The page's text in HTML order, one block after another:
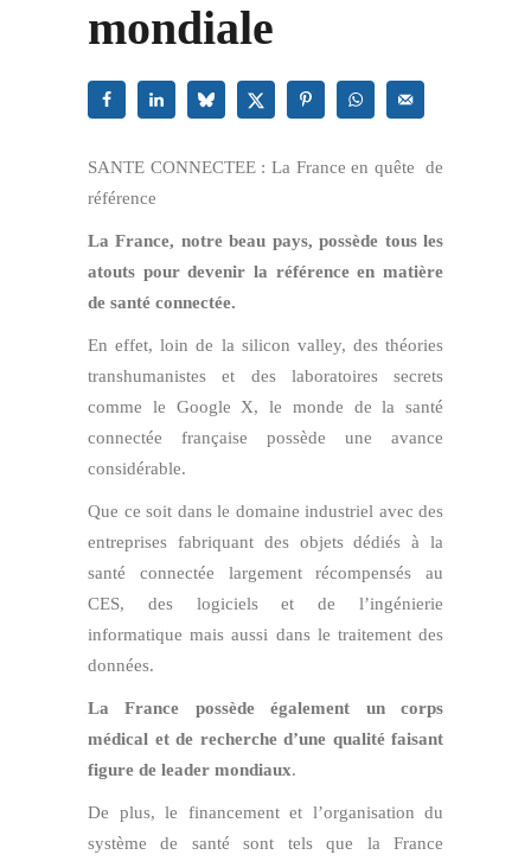
mondiale
SANTE CONNECTEE : La France en quête de
référence
La France, notre beau pays, possède tous les
atouts pour devenir la référence en matière
de santé connectée.
En effet, loin de la silicon valley, des théories
transhumanistes et des laboratoires secrets
comme le Google X, le monde de la santé
connectée française possède une avance
considérable.
Que ce soit dans le domaine industriel avec des
entreprises fabriquant des objets dédiés à la
santé connectée largement récompensés au
CES, des logiciels et de l’ingénierie
informatique mais aussi dans le traitement des
données.
La France possède également un corps
médical et de recherche d’une qualité faisant
figure de leader mondiaux.
De plus, le financement et l’organisation du
système de santé sont tels que la France